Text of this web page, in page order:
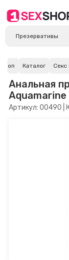
шоп Каталог Секс
Анальная
Aquamarine
Артикул: 00490 |